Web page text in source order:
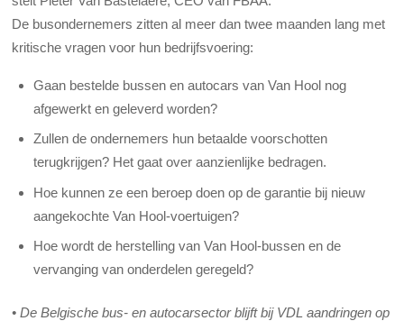
De busondernemers zitten al meer dan twee maanden lang met
kritische vragen voor hun bedrijfsvoering:
Gaan bestelde bussen en autocars van Van Hool nog
afgewerkt en geleverd worden?
Zullen de ondernemers hun betaalde voorschotten
terugkrijgen? Het gaat over aanzienlijke bedragen.
Hoe kunnen ze een beroep doen op de garantie bij nieuw
aangekochte Van Hool-voertuigen?
Hoe wordt de herstelling van Van Hool-bussen en de
vervanging van onderdelen geregeld?
• De Belgische bus- en autocarsector blijft bij VDL aandringen op